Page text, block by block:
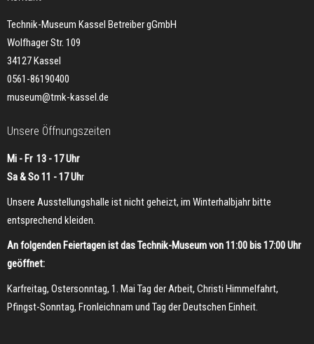
Technik-Museum Kassel Betreiber gGmbH
Wolfhager Str. 109
34127 Kassel
0561-86190400
museum@tmk-kassel.de
Unsere Öffnungszeiten
Mi - Fr 13 - 17 Uhr
Sa & So 11 - 17 Uhr
Unsere Ausstellungshalle ist nicht geheizt, im Winterhalbjahr bitte
entsprechend kleiden.
An folgenden Feiertagen ist das Technik-Museum von 11:00 bis 17:00 Uhr
geöffnet:
Karfreitag, Ostersonntag, 1. Mai Tag der Arbeit, Christi Himmelfahrt,
Pfingst-Sonntag, Fronleichnam und Tag der Deutschen Einheit.